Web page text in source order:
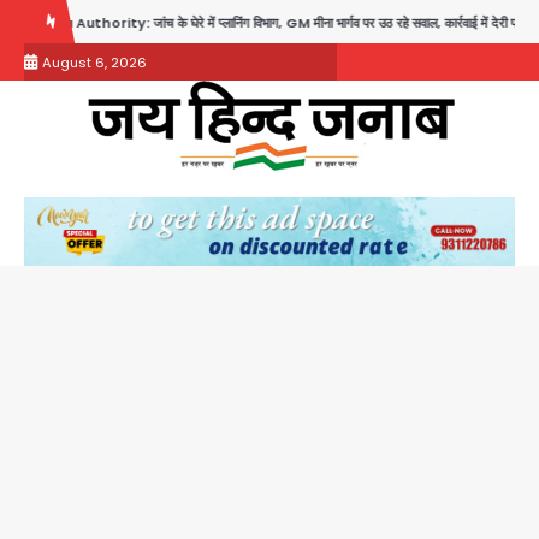
content
जांच के घेरे में प्लानिंग विभाग, GM मीना भार्गव पर उठ रहे सवाल, कार्रवाई में देरी पर भी चर्चा तेज
August 6, 2026